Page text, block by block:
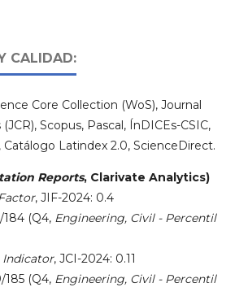
CALIDAD:
Core Collection (WoS), Journal
Scopus, Pascal, ÍnDICEs-CSIC,
Catálogo Latindex 2.0, ScienceDirect.
Reports, Clarivate Analytics)
, JIF-2024: 0.4
184 (Q4, Engineering, Civil - Percentil
, JCI-2024: 0.11
185 (Q4, Engineering, Civil - Percentil